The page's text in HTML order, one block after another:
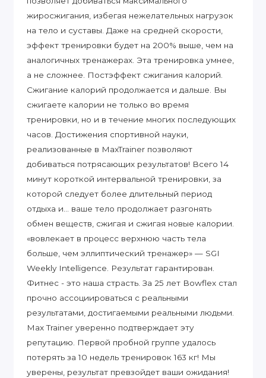
жиросжигания, избегая нежелательных нагрузок
на тело и суставы. Даже на средней скорости,
эффект тренировки будет на 200% выше, чем на
аналогичных тренажерах. Эта тренировка умнее,
а не сложнее. Постэффект сжигания калорий.
Сжигание калорий продолжается и дальше. Вы
сжигаете калории не только во время
тренировки, но и в течение многих последующих
часов. Достижения спортивной науки,
реализованные в MaxTrainer позволяют
добиваться потрясающих результатов! Всего 14
минут короткой интервальной тренировки, за
которой следует более длительный период
отдыха и… ваше тело продолжает разгонять
обмен веществ, сжигая и сжигая новые калории.
«вовлекает в процесс верхнюю часть тела
больше, чем эллиптический тренажер» — SGI
Weekly Intelligence. Результат гарантирован.
Фитнес - это наша страсть. За 25 лет Bowflex стал
прочно ассоциироваться с реальными
результатами, достигаемыми реальными людьми.
Max Trainer уверенно подтверждает эту
репутацию. Первой пробной группе удалось
потерять за 10 недель тренировок 163 кг! Мы
уверены, результат превзойдет ваши ожидания!